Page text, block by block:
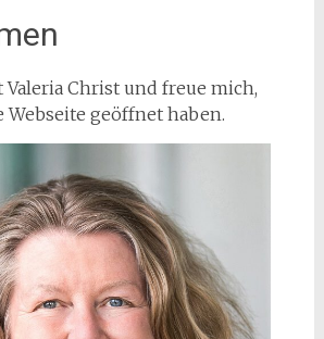
Christ und freue mich,
Webseite geöffnet haben.